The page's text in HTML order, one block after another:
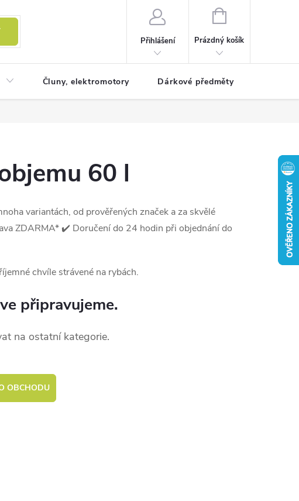
Přihlášení
NÁKUPNÍ
Prázdný košík
Čluny, elektromotory Dárkové předměty
60 l
variantách, od prověřených značek a za skvělé
ZDARMA* ✔️ Doručení do 24 hodin při objednání do
chvíle strávené na rybách.
připravujeme.
na ostatní kategorie.
OBCHODU